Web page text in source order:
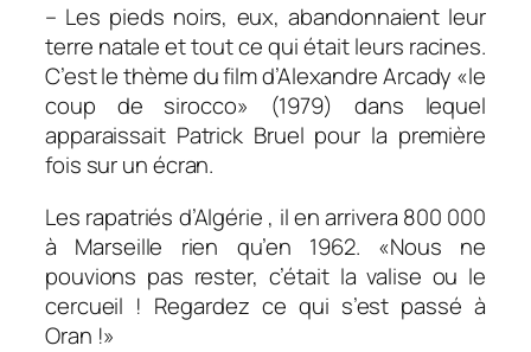
– Les pieds noirs, eux, abandonnaient leur
terre natale et tout ce qui était leurs racines.
C’est le thème du film d’Alexandre Arcady «le
coup de sirocco» (1979) dans lequel
apparaissait Patrick Bruel pour la première
fois sur un écran.
Les rapatriés d’Algérie , il en arrivera 800 000
à Marseille rien qu’en 1962. «Nous ne
pouvions pas rester, c’était la valise ou le
cercueil ! Regardez ce qui s’est passé à
Oran !»